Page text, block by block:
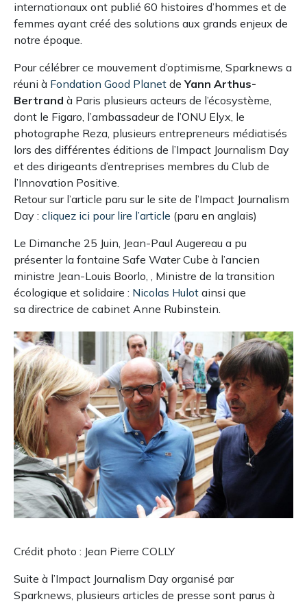
internationaux ont publié 60 histoires d’hommes et de
femmes ayant créé des solutions aux grands enjeux de
notre époque.
Pour célébrer ce mouvement d’optimisme, Sparknews a
réuni à Fondation Good Planet deYann Arthus-
Bertrand à Paris plusieurs acteurs de l’écosystème,
dont le Figaro, l’ambassadeur de l’ONU Elyx, le
photographe Reza, plusieurs entrepreneurs médiatisés
lors des différentes éditions de l’Impact Journalism Day
et des dirigeants d’entreprises membres du Club de
l’Innovation Positive.
Retour sur l’article paru sur le site de l’Impact Journalism
Day : cliquez ici pour lire l’article (paru en anglais)
Le Dimanche 25 Juin, Jean-Paul Augereau a pu
présenter la fontaine Safe Water Cube à l’ancien
ministre Jean-Louis Boorlo, , Ministre de la transition
écologique et solidaire : Nicolas Hulot ainsi que
sa directrice de cabinet Anne Rubinstein.
Crédit photo : Jean Pierre COLLY
Suite à l’Impact Journalism Day organisé par
Sparknews, plusieurs articles de presse sont parus à